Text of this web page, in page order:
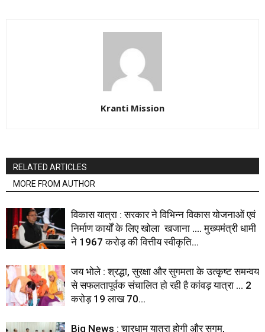
Kranti Mission
RELATED ARTICLES
MORE FROM AUTHOR
विकास यात्रा : सरकार ने विभिन्न विकास योजनाओं एवं
निर्माण कार्यों के लिए खोला खजाना …. मुख्यमंत्री धामी
ने ₹1967 करोड़ की वित्तीय स्वीकृति...
जय भोले : श्रद्धा, सुरक्षा और सुगमता के उत्कृष्ट समन्वय
से सफलतापूर्वक संचालित हो रही है कांवड़ यात्रा … 2
करोड़ 19 लाख 70...
Big News : चारधाम यात्रा होगी और सुगम,